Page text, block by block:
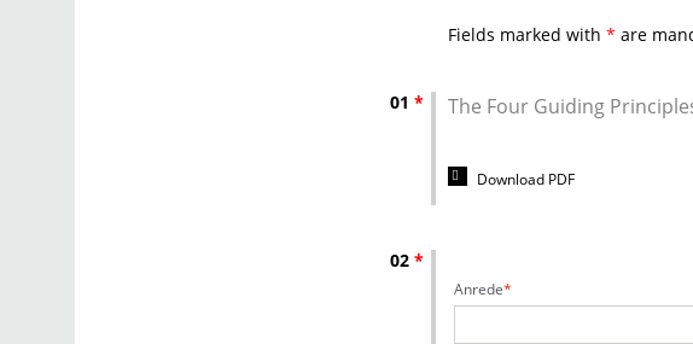
Fields marked with * are
01 * The Four Guiding
Download PDF
02 *
Anrede